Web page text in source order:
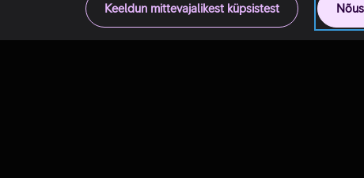
Keeldun mittevajalikest küpsistest